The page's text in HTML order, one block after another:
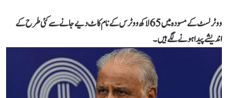
ووٹر لسٹ کے مسودہ میں 65 لاکھ ووٹرس کے نام کاٹ دیے جانے سے کئی طرح کے
اندیشے پیدا ہونے لگے ہیں۔